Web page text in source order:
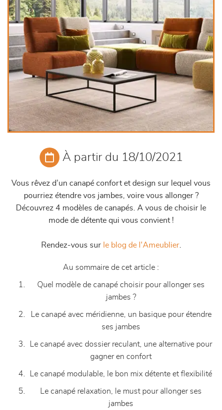
À partir du 18/10/2021
Vous rêvez d’un canapé confort et design sur lequel vous
pourriez étendre vos jambes, voire vous allonger ?
Découvrez 4 modèles de canapés. A vous de choisir le
mode de détente qui vous convient !
Rendez-vous sur le blog de l'Ameublier.
Au sommaire de cet article :
Quel modèle de canapé choisir pour allonger ses
jambes ?
Le canapé avec méridienne, un basique pour étendre
ses jambes
Le canapé avec dossier reculant, une alternative pour
gagner en confort
Le canapé modulable, le bon mix détente et flexibilité
Le canapé relaxation, le must pour allonger ses
jambes